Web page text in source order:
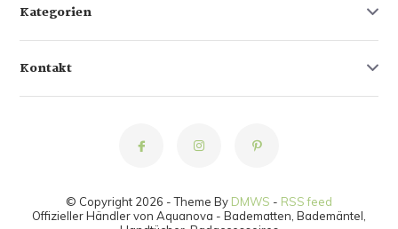
Kategorien
Kontakt
© Copyright 2026 - Theme By DMWS - RSS feed
Offizieller Händler von Aquanova - Badematten, Bademäntel,